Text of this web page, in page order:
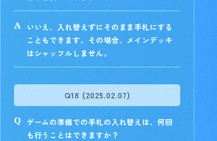
いいえ、入れ替えずにそのまま手札にする
こともできます。その場合、メインデッキ
はシャッフルしません。
Q18 (2025.02.07)
ゲームの準備での手札の入れ替えは、何回
も行うことはできますか？